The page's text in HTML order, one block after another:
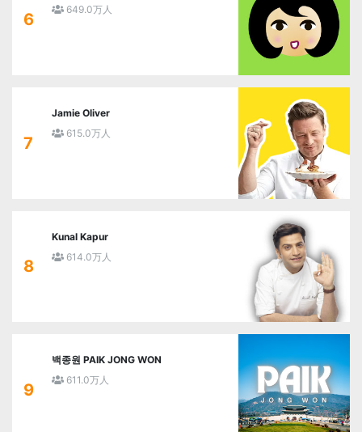
6
649.0万人
7
Jamie Oliver
615.0万人
8
Kunal Kapur
614.0万人
9
백종원 PAIK JONG WON
611.0万人